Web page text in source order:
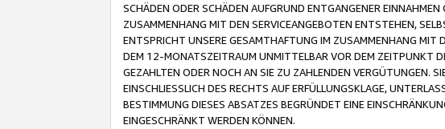
SCHÄDEN ODER SCHÄDEN AUFGRUND ENTGANGENER
ZUSAMMENHANG MIT DEN SERVICEANGEBOTEN ENTSTEHEN,
ENTSPRICHT UNSERE GESAMTHAFTUNG IM ZUSAMMENHANG MIT
DEM 12-MONATSZEITRAUM UNMITTELBAR VOR DEM ZEITPUNKT
GEZAHLTEN ODER NOCH AN SIE ZU ZAHLENDEN VERGÜTUNGEN.
EINSCHLIESSLICH DES RECHTS AUF ERFÜLLUNGSKLAGE,
BESTIMMUNG DIESES ABSATZES BEGRÜNDET EINE
EINGESCHRÄNKT WERDEN KÖNNEN.